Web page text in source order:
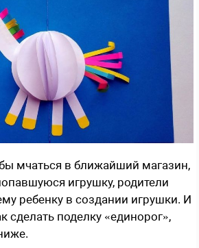
мчаться в ближайший магазин,
игрушку, родители
ребенку в создании игрушки. И
сделать поделку «единорог»,